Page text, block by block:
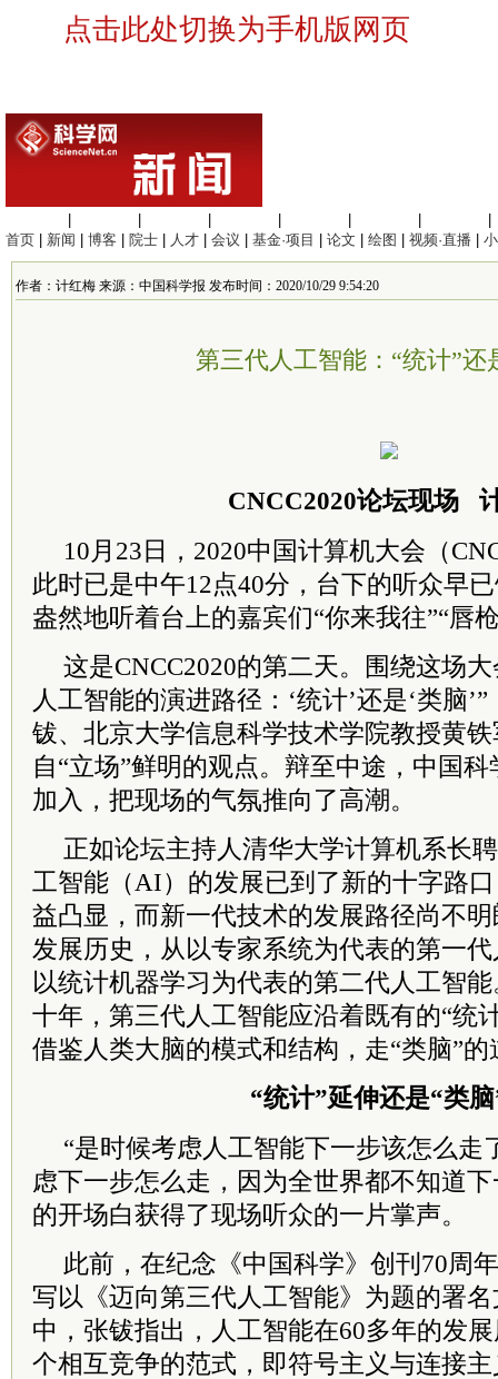
点击此处切换为手机版网页
首页
新闻 博客 院士 人才 会议 基金·项目 论文 绘图 视频·直播
作者：计红梅 来源：中国科学报 发布时间：2020/10/29 9:54:20
第三代人工智能：“统计”还
CNCC2020论坛现场
10月23日，2020中国计算机大会（
此时已是中午12点40分，台下的听众早
盎然地听着台上的嘉宾们“你来我往”“唇
这是CNCC2020的第二天。围绕这场
人工智能的演进路径：‘统计’还是‘类脑
钹、北京大学信息科学技术学院教授黄
自“立场”鲜明的观点。辩至中途，中国
加入，把现场的气氛推向了高潮。
正如论坛主持人清华大学计算机系长
工智能（AI）的发展已到了新的十字路
益凸显，而新一代技术的发展路径尚不
发展历史，从以专家系统为代表的第一
以统计机器学习为代表的第二代人工智
十年，第三代人工智能应沿着既有的“统
借鉴人类大脑的模式和结构，走“类脑”的
“统计”延伸还是“类
“是时候考虑人工智能下一步该怎么走
虑下一步怎么走，因为全世界都不知道
的开场白获得了现场听众的一片掌声。
此前，在纪念《中国科学》创刊70周
写以《迈向第三代人工智能》为题的署
中，张钹指出，人工智能在60多年的发
个相互竞争的范式，即符号主义与连接